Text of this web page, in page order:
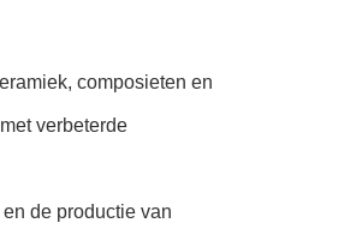
composieten en
verbeterde
de productie van